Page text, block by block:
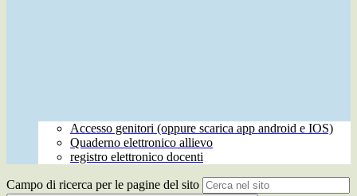
Accesso genitori (oppure scarica app android e IOS)
Quaderno elettronico allievo
registro elettronico docenti
Campo di ricerca per le pagine del sito